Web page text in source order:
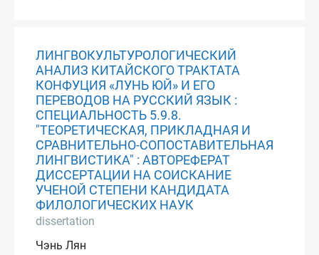
ЛИНГВОКУЛЬТУРОЛОГИЧЕСКИЙ
АНАЛИЗ КИТАЙСКОГО ТРАКТАТА
КОНФУЦИЯ «ЛУНЬ ЮЙ» И ЕГО
ПЕРЕВОДОВ НА РУССКИЙ ЯЗЫК :
СПЕЦИАЛЬНОСТЬ 5.9.8.
"ТЕОРЕТИЧЕСКАЯ, ПРИКЛАДНАЯ И
СРАВНИТЕЛЬНО-СОПОСТАВИТЕЛЬНАЯ
ЛИНГВИСТИКА" : АВТОРЕФЕРАТ
ДИССЕРТАЦИИ НА СОИСКАНИЕ
УЧЕНОЙ СТЕПЕНИ КАНДИДАТА
ФИЛОЛОГИЧЕСКИХ НАУК
dissertation
Чэнь Лян